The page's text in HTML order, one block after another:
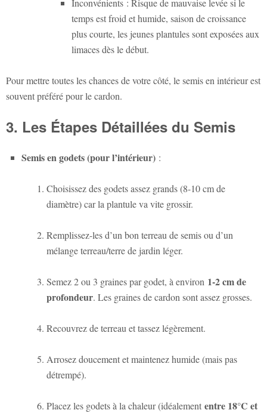
Inconvénients : Risque de mauvaise levée si le
temps est froid et humide, saison de croissance
plus courte, les jeunes plantules sont exposées aux
limaces dès le début.
Pour mettre toutes les chances de votre côté, le semis en intérieur est
souvent préféré pour le cardon.
3. Les Étapes Détaillées du Semis
Semis en godets (pour l’intérieur) :
Choisissez des godets assez grands (8-10 cm de
diamètre) car la plantule va vite grossir.
Remplissez-les d’un bon terreau de semis ou d’un
mélange terreau/terre de jardin léger.
Semez 2 ou 3 graines par godet, à environ 1-2 cm de
profondeur. Les graines de cardon sont assez grosses.
Recouvrez de terreau et tassez légèrement.
Arrosez doucement et maintenez humide (mais pas
détrempé).
Placez les godets à la chaleur (idéalement entre 18°C et